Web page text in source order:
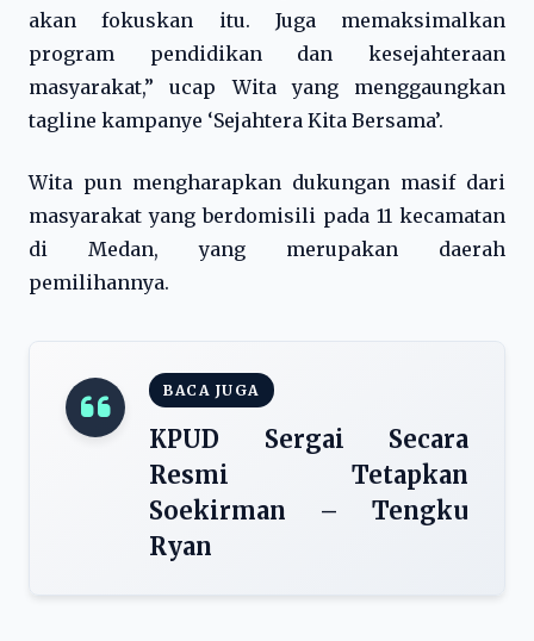
akan fokuskan itu. Juga memaksimalkan
program pendidikan dan kesejahteraan
masyarakat,” ucap Wita yang menggaungkan
tagline kampanye ‘Sejahtera Kita Bersama’.
Wita pun mengharapkan dukungan masif dari
masyarakat yang berdomisili pada 11 kecamatan
di Medan, yang merupakan daerah
pemilihannya.
BACA JUGA
KPUD Sergai Secara
Resmi Tetapkan
Soekirman – Tengku
Ryan